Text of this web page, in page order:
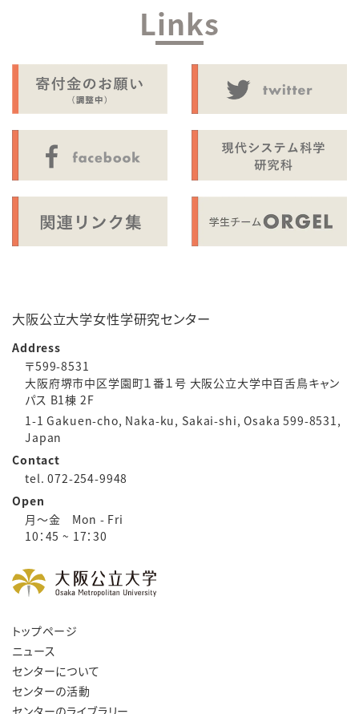
Links
大阪公立大学女性学研究センター
Address
〒599-8531
大阪府堺市中区学園町１番１号 大阪公立大学中百舌鳥キャン
パス B1棟 2F
1-1 Gakuen-cho, Naka-ku, Sakai-shi, Osaka 599-8531,
Japan
Contact
tel. 072-254-9948
Open
月～金 Mon - Fri
10：45 ~ 17：30
トップページ
ニュース
センターについて
センターの活動
センターのライブラリー